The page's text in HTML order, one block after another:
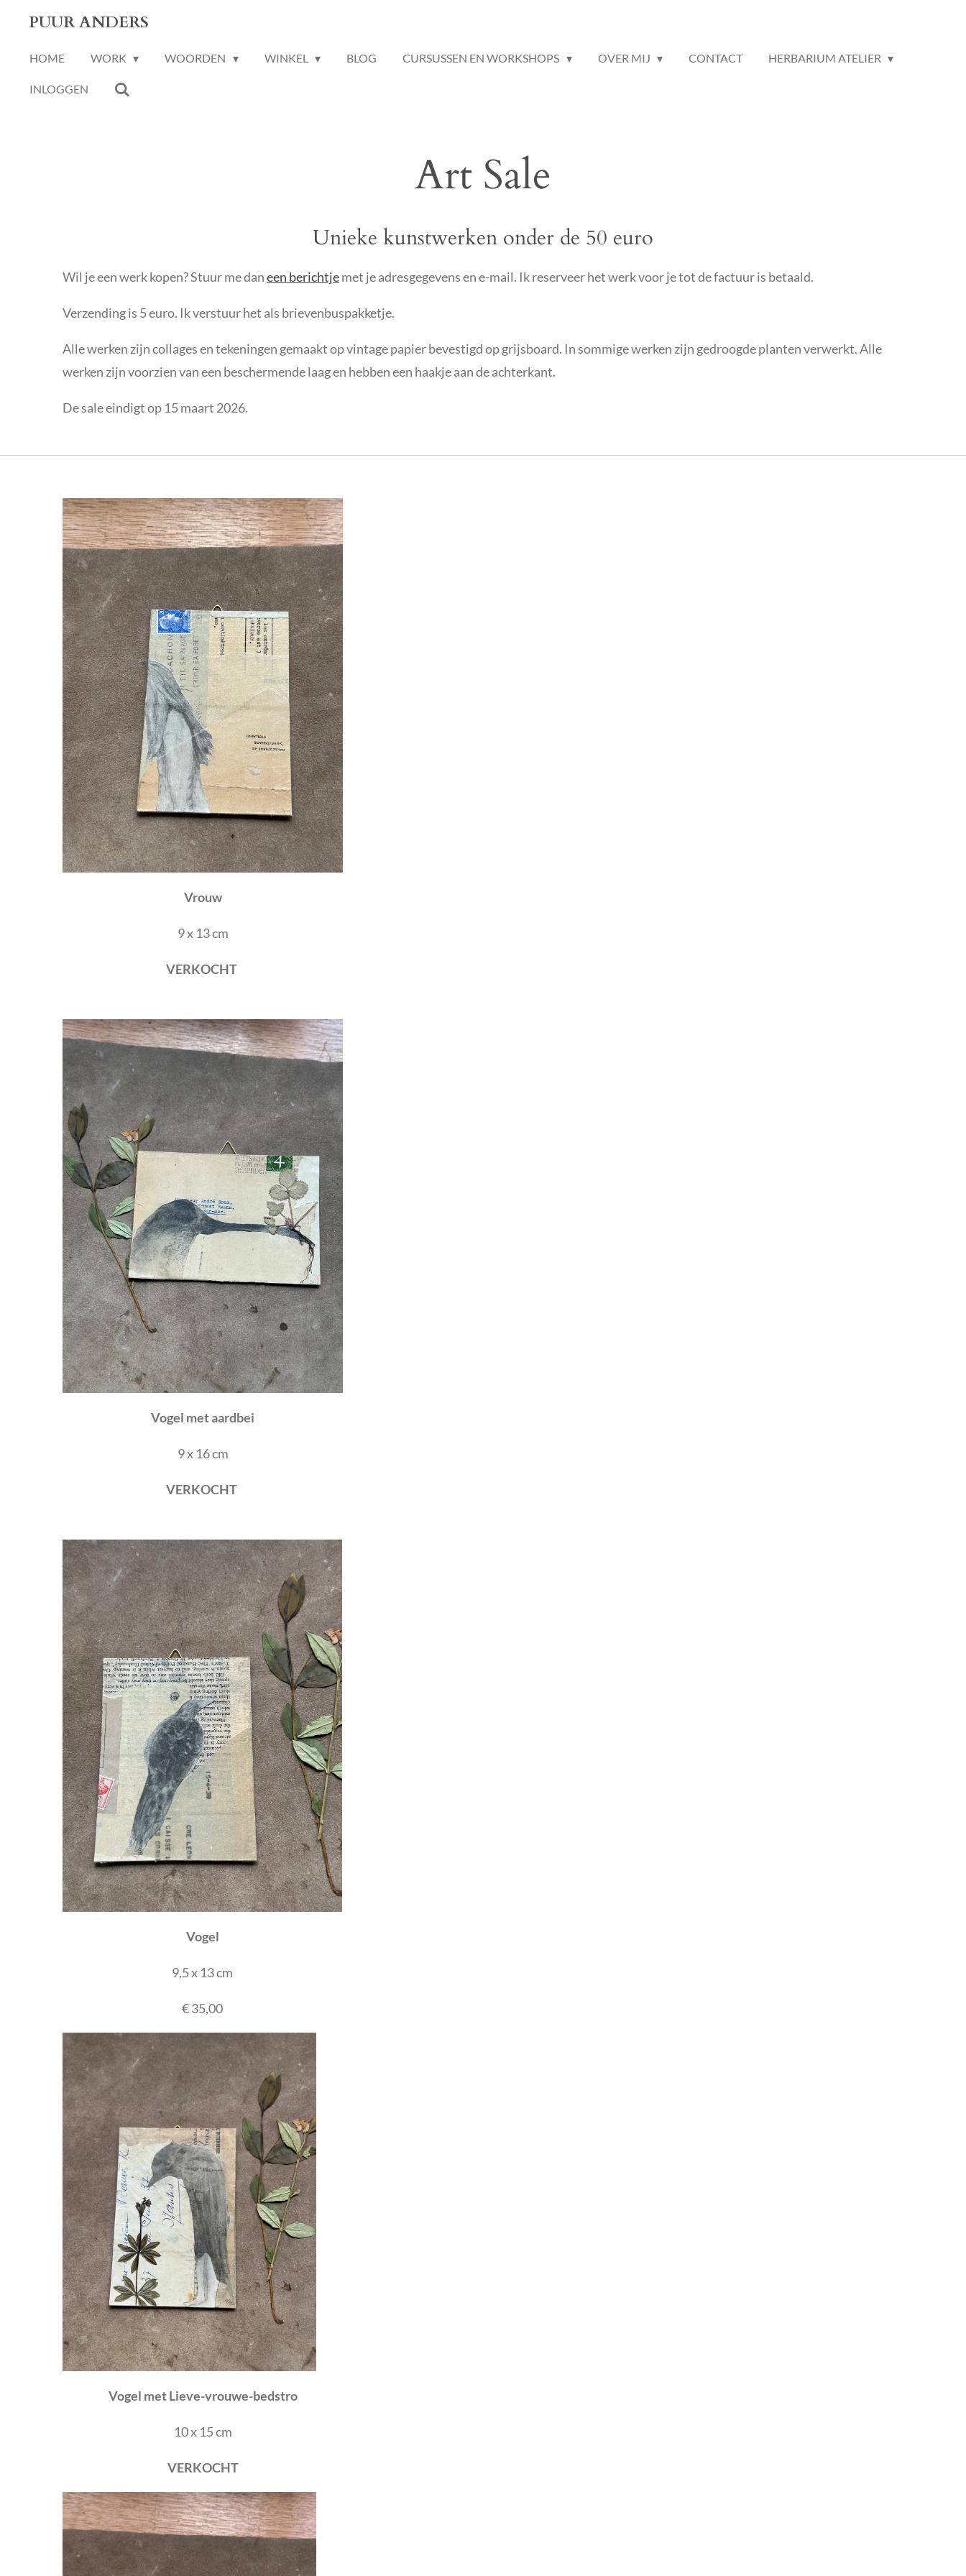
naar
PUUR ANDERS
HOME WORK WOORDEN WINKEL BLOG CURSUSSEN EN WORKSHOPS OVER MIJ CONTACT HERBARIUM ATELIER
INLOGGEN
Art Sale
Unieke kunstwerken onder de 50 euro
Wil je een werk kopen? Stuur me daneen berichtjemet je adresgegevens en e-mail. Ik reserveer het werk voor je tot de factuur is betaald.
Verzending is 5 euro. Ik verstuur het als brievenbuspakketje.
Alle werken zijn collages en tekeningen gemaakt op vintage papier bevestigd op grijsboard. In sommige werken zijn gedroogde planten verwerkt. Alle
werken zijn voorzien van een beschermende laag en hebben een haakje aan de achterkant.
De sale eindigt op 15 maart 2026.
Vrouw
9 x 13 cm
VERKOCHT
Vogel met aardbei
9 x 16 cm
VERKOCHT
Vogel
9,5 x 13 cm
€ 35,00
Vogel met Lieve-vrouwe-bedstro
10 x 15 cm
VERKOCHT